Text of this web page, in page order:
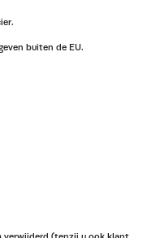
buiten de EU.